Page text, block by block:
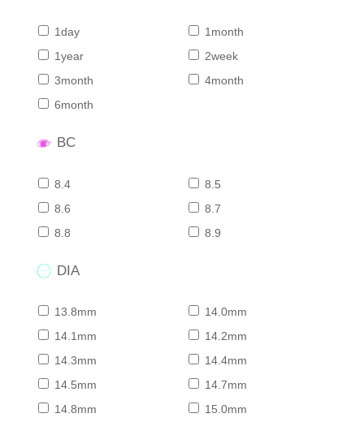
1day
1month
1year
2week
3month
4month
6month
BC
8.4
8.5
8.6
8.7
8.8
8.9
DIA
13.8mm
14.0mm
14.1mm
14.2mm
14.3mm
14.4mm
14.5mm
14.7mm
14.8mm
15.0mm